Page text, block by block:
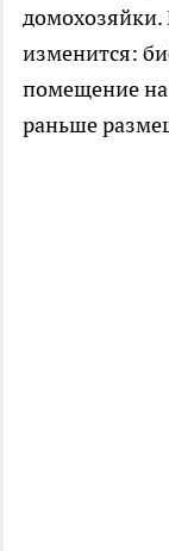
домохозяйки.
изменится:
помещение на
раньше